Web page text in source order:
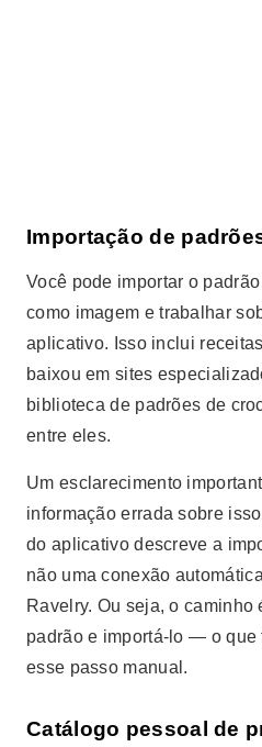
Importação de
Você pode importar o
como imagem e trabalhar
aplicativo. Isso inclui
baixou em sites
biblioteca de padrões de
entre eles.
Um esclarecimento
informação errada sobre
do aplicativo descreve a
não uma conexão
Ravelry. Ou seja, o caminho
padrão e importá-lo — o que
esse passo manual.
Catálogo pessoal de